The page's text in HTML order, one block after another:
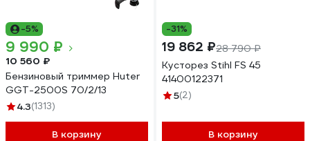
-5%
9 990 ₽
10 560 ₽
Бензиновый триммер Huter
GGT-2500S 70/2/13
4.3(1313)
В корзину
-31%
19 862 ₽28 790 ₽
Кусторез Stihl FS 45
41400122371
5(2)
В корзину